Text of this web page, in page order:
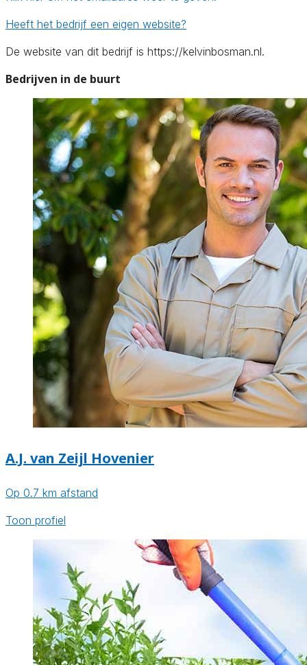
Heeft het bedrijf een eigen website?
De website van dit bedrijf is https://kelvinbosman.nl.
Bedrijven in de buurt
A.J. van Zeijl Hovenier
Op 0.7 km afstand
Toon profiel